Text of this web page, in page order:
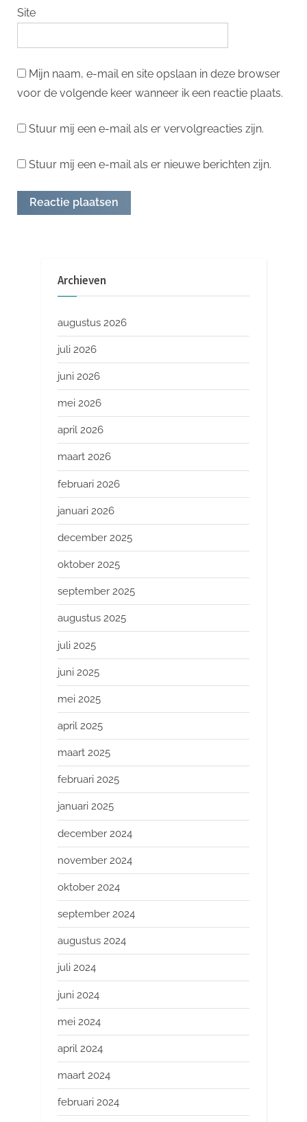
Site
Mijn naam, e-mail en site opslaan in deze browser
voor de volgende keer wanneer ik een reactie plaats.
Stuur mij een e-mail als er vervolgreacties zijn.
Stuur mij een e-mail als er nieuwe berichten zijn.
Archieven
augustus 2026
juli 2026
juni 2026
mei 2026
april 2026
maart 2026
februari 2026
januari 2026
december 2025
oktober 2025
september 2025
augustus 2025
juli 2025
juni 2025
mei 2025
april 2025
maart 2025
februari 2025
januari 2025
december 2024
november 2024
oktober 2024
september 2024
augustus 2024
juli 2024
juni 2024
mei 2024
april 2024
maart 2024
februari 2024